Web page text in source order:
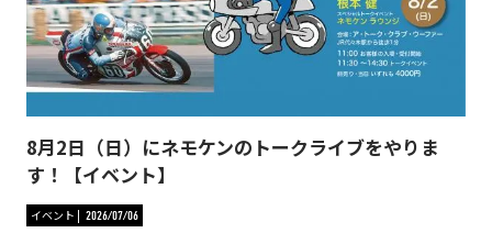
8月2日（日）にネモケンのトークライブをやりま
す！【イベント】
イベント 2026/07/06